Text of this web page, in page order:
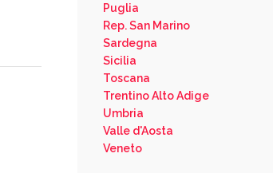
Puglia
Rep. San Marino
Sardegna
Sicilia
Toscana
Trentino Alto Adige
Umbria
Valle d'Aosta
Veneto